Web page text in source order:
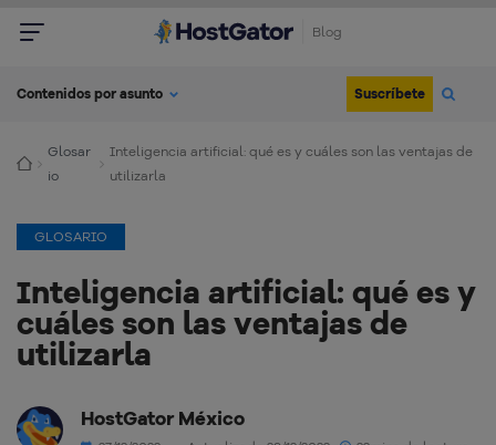
Blog
Contenidos por asunto Suscríbete
Glosar
io
Inteligencia artificial: qué es y cuáles son las ventajas de
utilizarla
GLOSARIO
Inteligencia artificial: qué es y
cuáles son las ventajas de
utilizarla
HostGator México